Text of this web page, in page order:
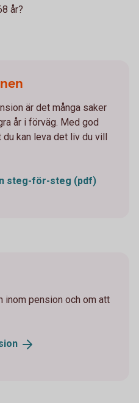
år?
är det många saker
år i förväg. Med god
du kan leva det liv du vill
steg-för-steg (pdf)
inom pension och om att